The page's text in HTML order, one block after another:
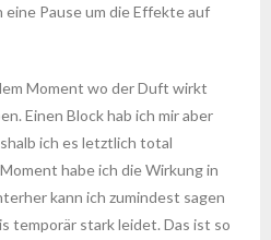
eine Pause um die Effekte auf
Moment wo der Duft wirkt
Einen Block hab ich mir aber
ich es letztlich total
habe ich die Wirkung in
kann ich zumindest sagen
temporär stark leidet. Das ist so